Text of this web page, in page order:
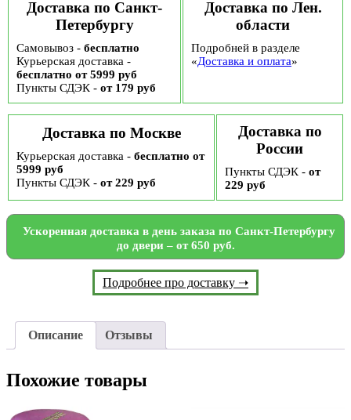
Доставка по Санкт-
Петербургу
Самовывоз - бесплатно
Курьерская доставка -
бесплатно от 5999 руб
Пункты СДЭК - от 179 руб
Доставка по Лен.
области
Подробней в разделе
«Доставка и оплата»
Доставка по Москве
Курьерская доставка - бесплатно от
5999 руб
Пункты СДЭК - от 229 руб
Доставка по
России
Пункты СДЭК - от
229 руб
Ускоренная доставка в день заказа по Санкт-Петербургу
до двери – от 650 руб.
Подробнее про доставку ➝
Описание Отзывы
Похожие товары